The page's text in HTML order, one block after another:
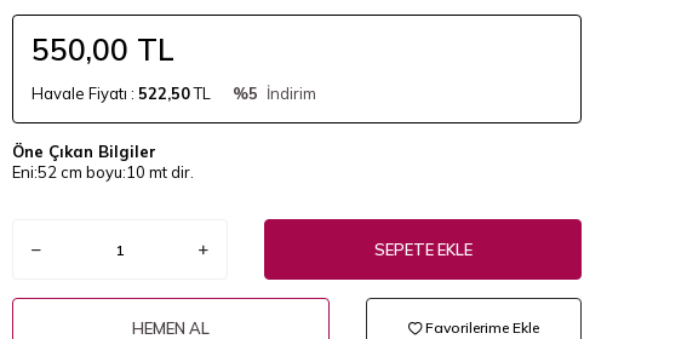
550,00 TL
Havale Fiyatı : 522,50TL %5 İndirim
Öne Çıkan Bilgiler
Eni:52 cm boyu:10 mt dir.
SEPETE EKLE
HEMEN AL Favorilerime Ekle